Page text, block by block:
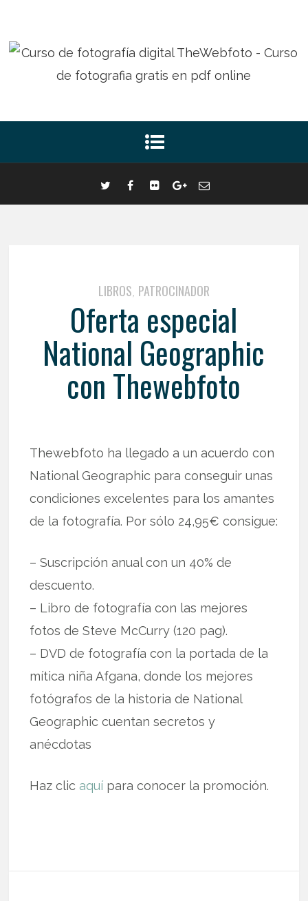
LIBROS, PATROCINADOR
Oferta especial
National Geographic
con Thewebfoto
Thewebfoto ha llegado a un acuerdo con
National Geographic para conseguir unas
condiciones excelentes para los amantes
de la fotografía. Por sólo 24,95€ consigue:
– Suscripción anual con un 40% de
descuento.
– Libro de fotografía con las mejores
fotos de Steve McCurry (120 pag).
– DVD de fotografía con la portada de la
mítica niña Afgana, donde los mejores
fotógrafos de la historia de National
Geographic cuentan secretos y
anécdotas
Haz clic aquí para conocer la promoción.